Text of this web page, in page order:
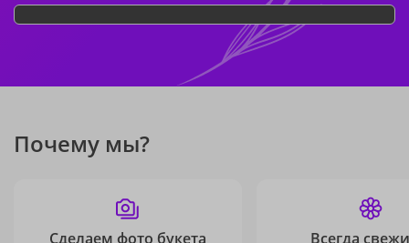
Почему мы?
Сделаем фото букета
Всегда